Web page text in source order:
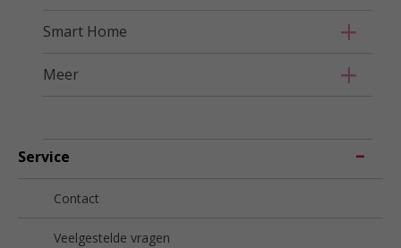
Smart Home
Meer
Service
Contact
Veelgestelde vragen